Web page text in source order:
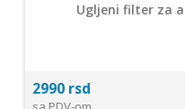
Ugljeni filter za
2990 rsd